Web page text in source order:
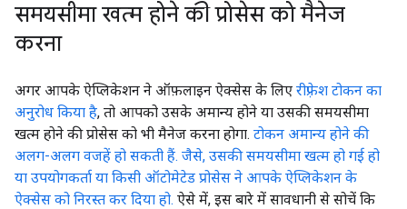
समयसीमा खत्म होने की प्रोसेस को मैनेज
करना
अगर आपके ऐप्लिकेशन ने ऑफ़लाइन ऐक्सेस के लिए रीफ़्रेश टोकन का
अनुरोध किया है, तो आपको उसके अमान्य होने या उसकी समयसीमा
खत्म होने की प्रोसेस को भी मैनेज करना होगा. टोकन अमान्य होने की
अलग-अलग वजहें हो सकती हैं. जैसे, उसकी समयसीमा खत्म हो गई हो
या उपयोगकर्ता या किसी ऑटोमेटेड प्रोसेस ने आपके ऐप्लिकेशन के
ऐक्सेस को निरस्त कर दिया हो. ऐसे में, इस बारे में सावधानी से सोचें कि